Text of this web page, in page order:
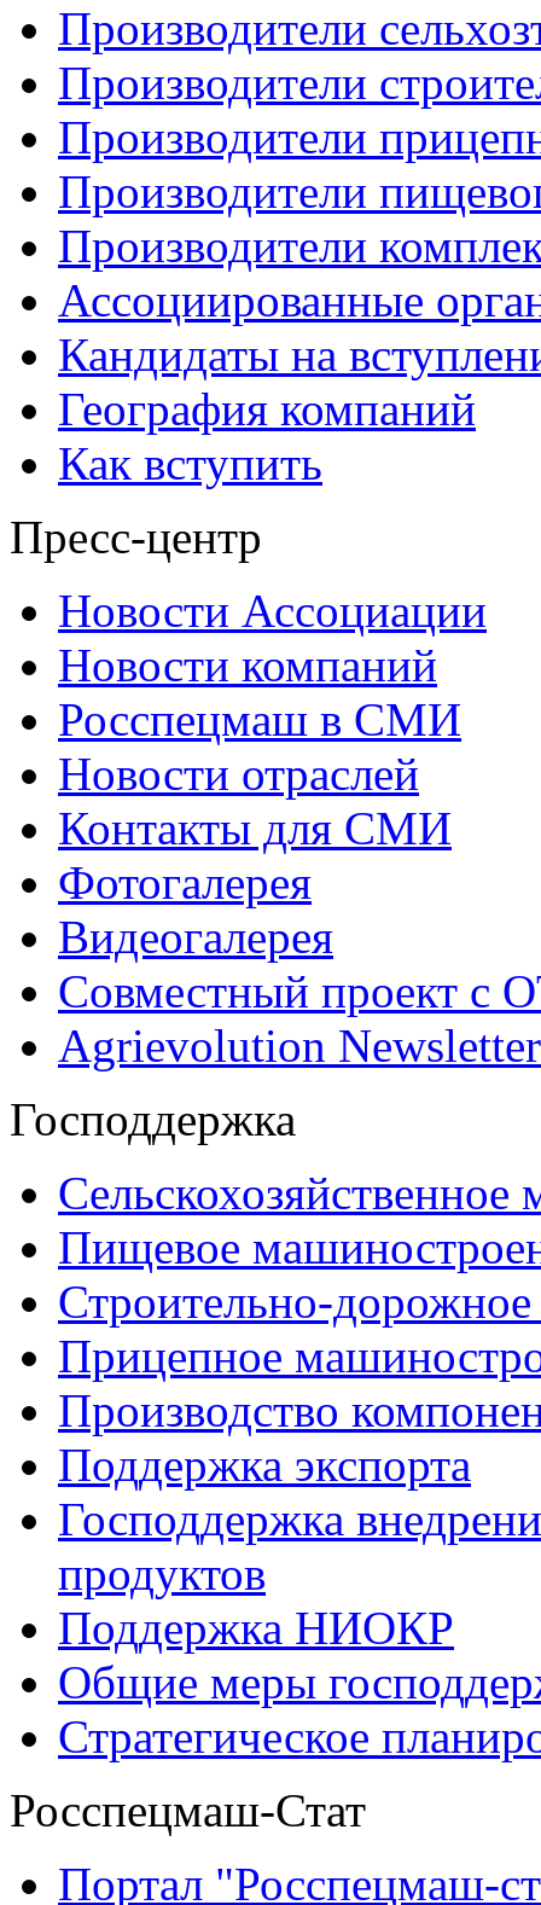
Производители
Производители
Производители
Производители
Производители
Ассоциированные
Кандидаты на
География компаний
Как вступить
Пресс-центр
Новости Ассоциации
Новости компаний
Росспецмаш в СМИ
Новости отраслей
Контакты для СМИ
Фотогалерея
Видеогалерея
Совместный проект с
Agrievolution Newsletter
Господдержка
Пищевое
Строительно-
Прицепное
Производство
Поддержка экспорта
Господдержка
продуктов
Поддержка НИОКР
Общие меры
Стратегическое
Росспецмаш-Стат
Портал "Росспецмаш-